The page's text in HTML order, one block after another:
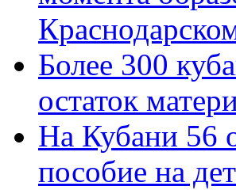
Более 300
остаток
На Кубани 56
пособие на